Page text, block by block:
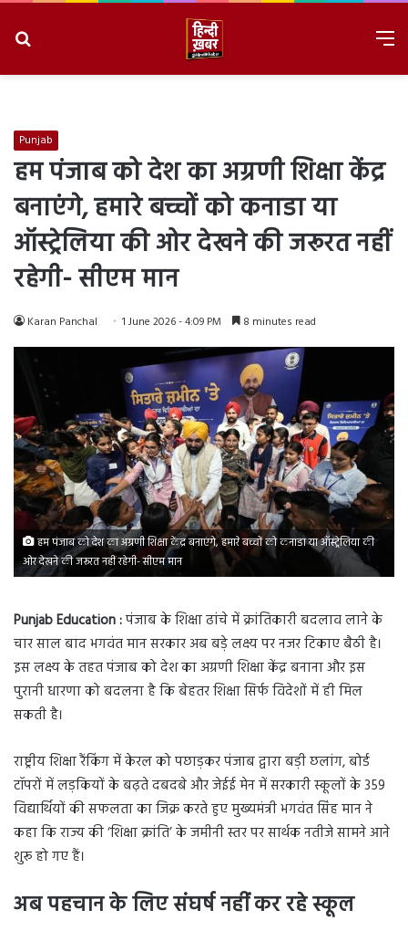
Punjab
हम पंजाब को देश का अग्रणी शिक्षा केंद्र
बनाएंगे, हमारे बच्चों को कनाडा या
ऑस्ट्रेलिया की ओर देखने की जरूरत नहीं
रहेगी- सीएम मान
Karan Panchal 1 June 2026 - 4:09 PM 8 minutes read
हम पंजाब को देश का अग्रणी शिक्षा केंद्र बनाएंगे, हमारे बच्चों को कनाडा या ऑस्ट्रेलिया की
ओर देखने की जरूरत नहीं रहेगी- सीएम मान
Punjab Education :पंजाब के शिक्षा ढांचे में क्रांतिकारी बदलाव लाने के
चार साल बाद भगवंत मान सरकार अब बड़े लक्ष्य पर नजर टिकाए बैठी है।
इस लक्ष्य के तहत पंजाब को देश का अग्रणी शिक्षा केंद्र बनाना और इस
पुरानी धारणा को बदलना है कि बेहतर शिक्षा सिर्फ विदेशों में ही मिल
सकती है।
राष्ट्रीय शिक्षा रैंकिंग में केरल को पछाड़कर पंजाब द्वारा बड़ी छलांग, बोर्ड
टॉपरों में लड़कियों के बढ़ते दबदबे और जेईई मेन में सरकारी स्कूलों के 359
विद्यार्थियों की सफलता का जिक्र करते हुए मुख्यमंत्री भगवंत सिंह मान ने
कहा कि राज्य की ‘शिक्षा क्रांति’ के जमीनी स्तर पर सार्थक नतीजे सामने आने
शुरू हो गए हैं।
अब पहचान के लिए संघर्ष नहीं कर रहे स्कूल